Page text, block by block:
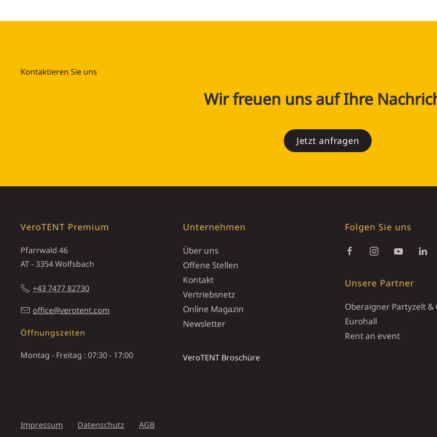
Kontaktieren Sie uns
Wir freuen uns auf Ihre
Jetzt anfragen
VeroTENT Premium
Pfarrwald 46
AT - 3354 Wolfsbach
+43 7477 82730
office@verotent.com
Öffnungszeiten
Montag - Freitag : 07:30 - 17:00
Unternehmen
Über uns
Offene Stellen
Kontakt
Vertriebsnetz
Online Magazin
Newsletter
VeroTENT Broschüre
Folgen Sie uns
Unsere Partner
Oberaigner Partyzelt &
Eurohall
Rent an event
Impressum Datenschutz AGB